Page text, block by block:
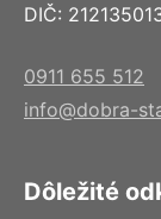
DIČ:
0911 655 512
info@dobra-
Dôležité